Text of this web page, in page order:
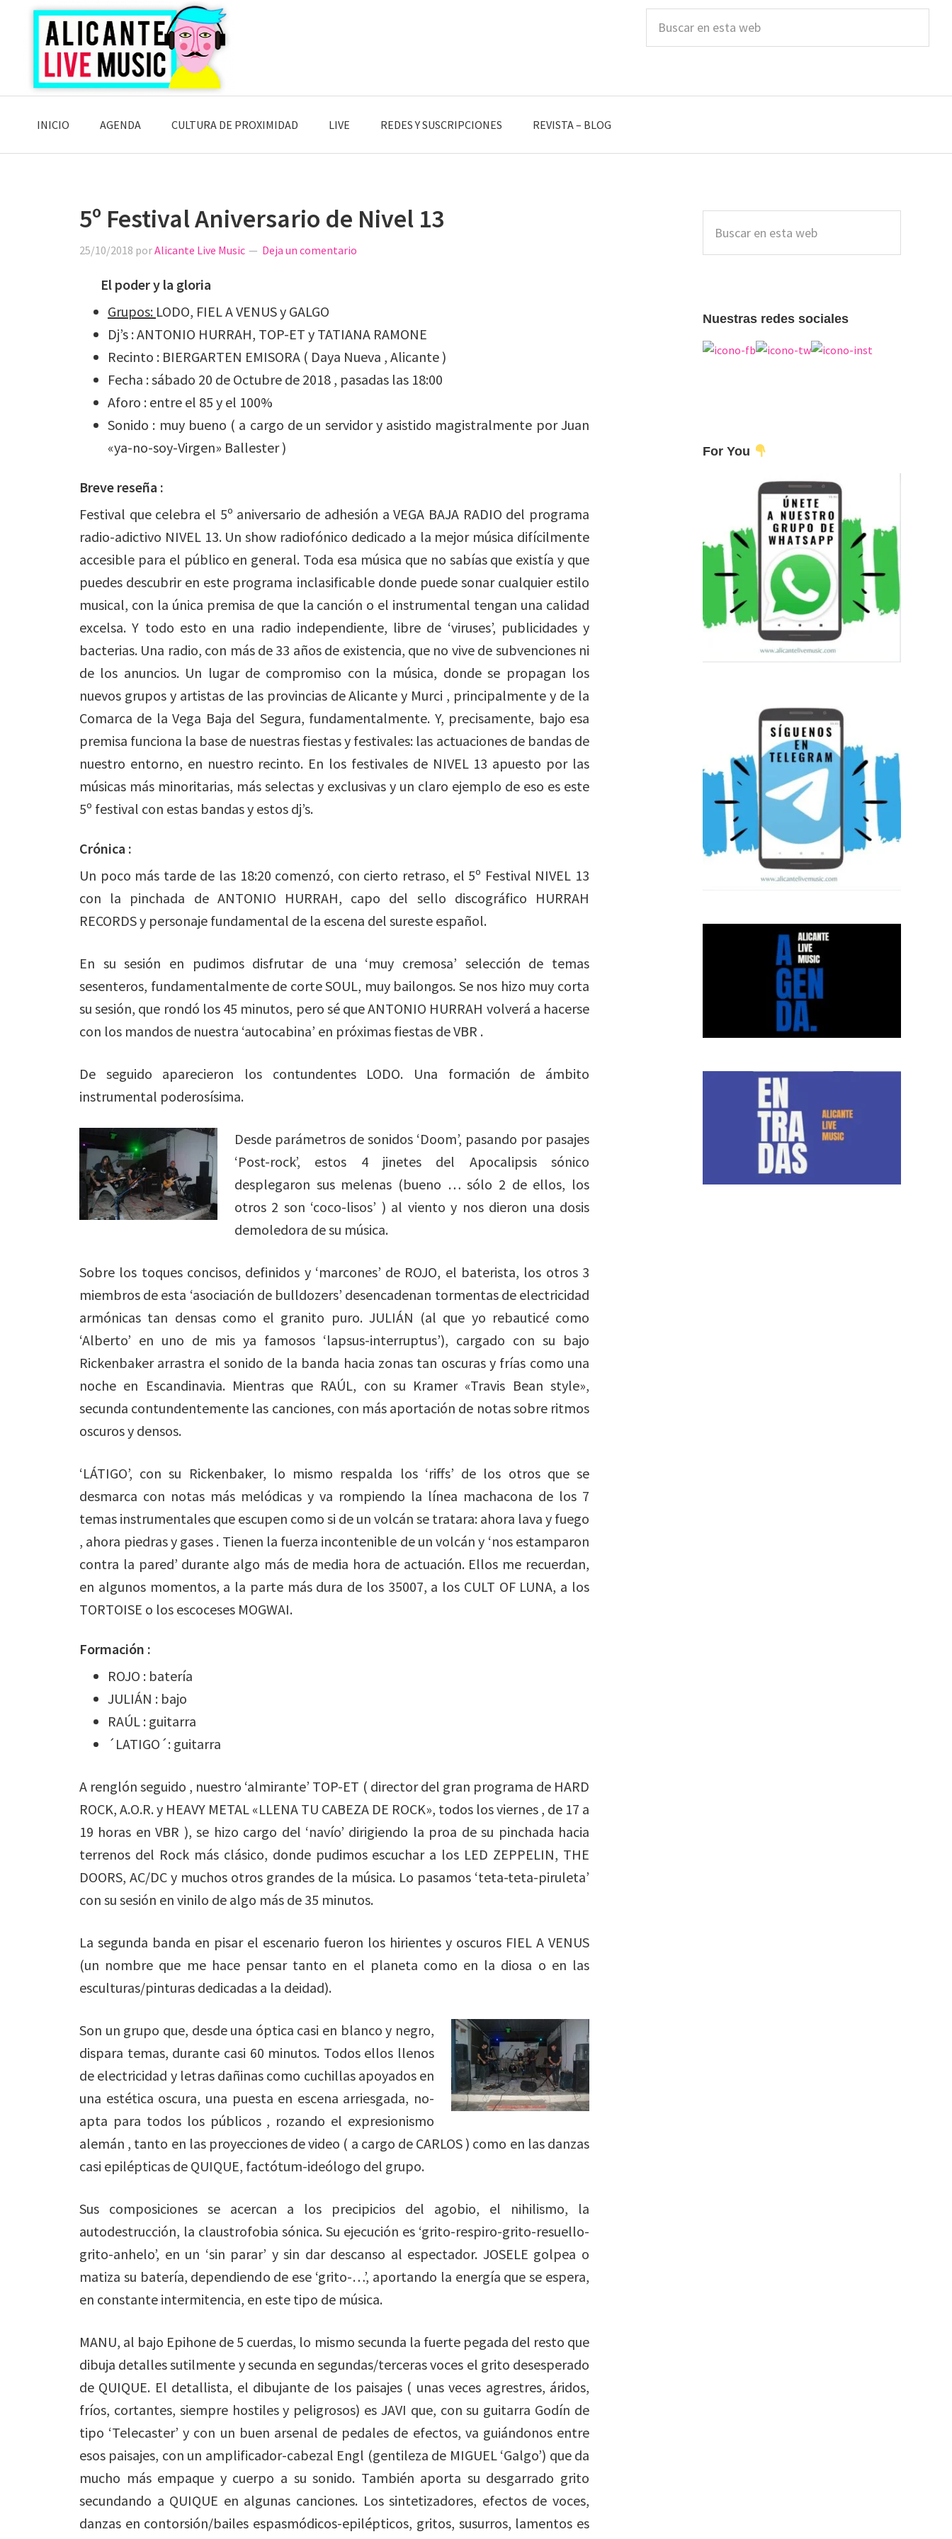
Saltar
navegación
principal
Saltar
contenido
principal
Saltar
lateral
principal
esta
INICIO AGENDA CULTURA DE PROXIMIDAD LIVE REDES Y SUSCRIPCIONES REVISTA – BLOG
5º Festival Aniversario de Nivel 13
25/10/2018 porAlicante Live Music Deja un comentario
El poder y la gloria
Grupos: LODO, FIEL A VENUS y GALGO
Dj’s : ANTONIO HURRAH, TOP-ET y TATIANA RAMONE
Recinto : BIERGARTEN EMISORA ( Daya Nueva , Alicante )
Fecha : sábado 20 de Octubre de 2018 , pasadas las 18:00
Aforo : entre el 85 y el 100%
Sonido : muy bueno ( a cargo de un servidor y asistido magistralmente por Juan
«ya-no-soy-Virgen» Ballester )
Breve reseña :
Festival que celebra el 5º aniversario de adhesión a VEGA BAJA RADIO del programa
radio-adictivo NIVEL 13. Un show radiofónico dedicado a la mejor música difícilmente
accesible para el público en general. Toda esa música que no sabías que existía y que
puedes descubrir en este programa inclasificable donde puede sonar cualquier estilo
musical, con la única premisa de que la canción o el instrumental tengan una calidad
excelsa. Y todo esto en una radio independiente, libre de ‘viruses’, publicidades y
bacterias. Una radio, con más de 33 años de existencia, que no vive de subvenciones ni
de los anuncios. Un lugar de compromiso con la música, donde se propagan los
nuevos grupos y artistas de las provincias de Alicante y Murci , principalmente y de la
Comarca de la Vega Baja del Segura, fundamentalmente. Y, precisamente, bajo esa
premisa funciona la base de nuestras fiestas y festivales: las actuaciones de bandas de
nuestro entorno, en nuestro recinto. En los festivales de NIVEL 13 apuesto por las
músicas más minoritarias, más selectas y exclusivas y un claro ejemplo de eso es este
5º festival con estas bandas y estos dj’s.
Crónica :
Un poco más tarde de las 18:20 comenzó, con cierto retraso, el 5º Festival NIVEL 13
con la pinchada de ANTONIO HURRAH, capo del sello discográfico HURRAH
RECORDS y personaje fundamental de la escena del sureste español.
En su sesión en pudimos disfrutar de una ‘muy cremosa’ selección de temas
sesenteros, fundamentalmente de corte SOUL, muy bailongos. Se nos hizo muy corta
su sesión, que rondó los 45 minutos, pero sé que ANTONIO HURRAH volverá a hacerse
con los mandos de nuestra ‘autocabina’ en próximas fiestas de VBR .
De seguido aparecieron los contundentes LODO. Una formación de ámbito
instrumental poderosísima.
Desde parámetros de sonidos ‘Doom’, pasando por pasajes
‘Post-rock’, estos 4 jinetes del Apocalipsis sónico
desplegaron sus melenas (bueno … sólo 2 de ellos, los
otros 2 son ‘coco-lisos’ ) al viento y nos dieron una dosis
demoledora de su música.
Sobre los toques concisos, definidos y ‘marcones’ de ROJO, el baterista, los otros 3
miembros de esta ‘asociación de bulldozers’ desencadenan tormentas de electricidad
armónicas tan densas como el granito puro. JULIÁN (al que yo rebauticé como
‘Alberto’ en uno de mis ya famosos ‘lapsus-interruptus’), cargado con su bajo
Rickenbaker arrastra el sonido de la banda hacia zonas tan oscuras y frías como una
noche en Escandinavia. Mientras que RAÚL, con su Kramer «Travis Bean style»,
secunda contundentemente las canciones, con más aportación de notas sobre ritmos
oscuros y densos.
‘LÁTIGO’, con su Rickenbaker, lo mismo respalda los ‘riffs’ de los otros que se
desmarca con notas más melódicas y va rompiendo la línea machacona de los 7
temas instrumentales que escupen como si de un volcán se tratara: ahora lava y fuego
, ahora piedras y gases . Tienen la fuerza incontenible de un volcán y ‘nos estamparon
contra la pared’ durante algo más de media hora de actuación. Ellos me recuerdan,
en algunos momentos, a la parte más dura de los 35007, a los CULT OF LUNA, a los
TORTOISE o los escoceses MOGWAI.
Formación :
ROJO : batería
JULIÁN : bajo
RAÚL : guitarra
´LATIGO´: guitarra
A renglón seguido , nuestro ‘almirante’ TOP-ET ( director del gran programa de HARD
ROCK, A.O.R. y HEAVY METAL «LLENA TU CABEZA DE ROCK», todos los viernes , de 17 a
19 horas en VBR ), se hizo cargo del ‘navío’ dirigiendo la proa de su pinchada hacia
terrenos del Rock más clásico, donde pudimos escuchar a los LED ZEPPELIN, THE
DOORS, AC/DC y muchos otros grandes de la música. Lo pasamos ‘teta-teta-piruleta’
con su sesión en vinilo de algo más de 35 minutos.
La segunda banda en pisar el escenario fueron los hirientes y oscuros FIEL A VENUS
(un nombre que me hace pensar tanto en el planeta como en la diosa o en las
esculturas/pinturas dedicadas a la deidad).
Son un grupo que, desde una óptica casi en blanco y negro,
dispara temas, durante casi 60 minutos. Todos ellos llenos
de electricidad y letras dañinas como cuchillas apoyados en
una estética oscura, una puesta en escena arriesgada, no-
apta para todos los públicos , rozando el expresionismo
alemán , tanto en las proyecciones de video ( a cargo de CARLOS ) como en las danzas
casi epilépticas de QUIQUE, factótum-ideólogo del grupo.
Sus composiciones se acercan a los precipicios del agobio, el nihilismo, la
autodestrucción, la claustrofobia sónica. Su ejecución es ‘grito-respiro-grito-resuello-
grito-anhelo’, en un ‘sin parar’ y sin dar descanso al espectador. JOSELE golpea o
matiza su batería, dependiendo de ese ‘grito-…’, aportando la energía que se espera,
en constante intermitencia, en este tipo de música.
MANU, al bajo Epihone de 5 cuerdas, lo mismo secunda la fuerte pegada del resto que
dibuja detalles sutilmente y secunda en segundas/terceras voces el grito desesperado
de QUIQUE. El detallista, el dibujante de los paisajes ( unas veces agrestres, áridos,
fríos, cortantes, siempre hostiles y peligrosos) es JAVI que, con su guitarra Godín de
tipo ‘Telecaster’ y con un buen arsenal de pedales de efectos, va guiándonos entre
esos paisajes, con un amplificador-cabezal Engl (gentileza de MIGUEL ‘Galgo’) que da
mucho más empaque y cuerpo a su sonido. También aporta su desgarrado grito
secundando a QUIQUE en algunas canciones. Los sintetizadores, efectos de voces,
danzas en contorsión/bailes espasmódicos-epilépticos, gritos, susurros, lamentos es
lateral
principal
esta
Nuestras redes sociales
For You